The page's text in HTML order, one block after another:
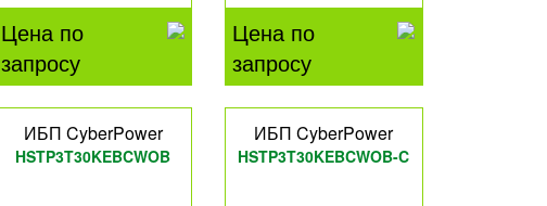
Цена по
запросу
Цена по
запросу
ИБП CyberPower
HSTP3T30KEBCWOB
ИБП CyberPower
HSTP3T30KEBCWOB-C